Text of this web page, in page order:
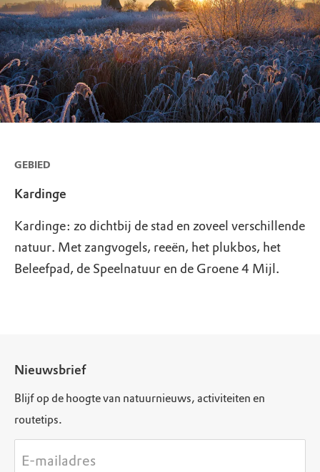
GEBIED
Kardinge
Kardinge: zo dichtbij de stad en zoveel verschillende
natuur. Met zangvogels, reeën, het plukbos, het
Beleefpad, de Speelnatuur en de Groene 4 Mijl.
Nieuwsbrief
Blijf op de hoogte van natuurnieuws, activiteiten en
routetips.
E-mailadres